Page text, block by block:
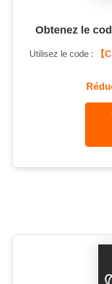
Obtenez le
Utilisez le code : 【